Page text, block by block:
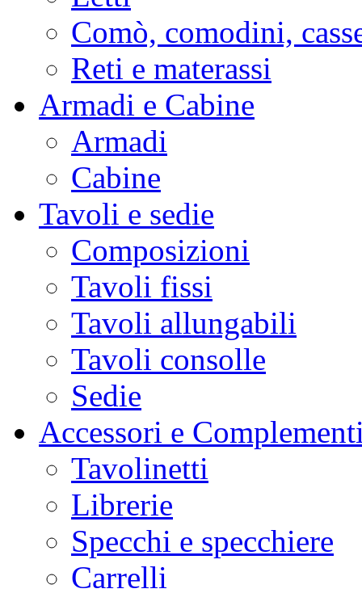
Comò, comodini,
Reti e materassi
Armadi e Cabine
Armadi
Cabine
Tavoli e sedie
Composizioni
Tavoli fissi
Tavoli allungabili
Tavoli consolle
Sedie
Accessori e
Tavolinetti
Librerie
Specchi e specchiere
Carrelli